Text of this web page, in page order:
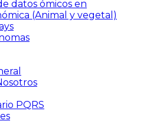
datos ómicos en
(Animal y vegetal)
PQRS